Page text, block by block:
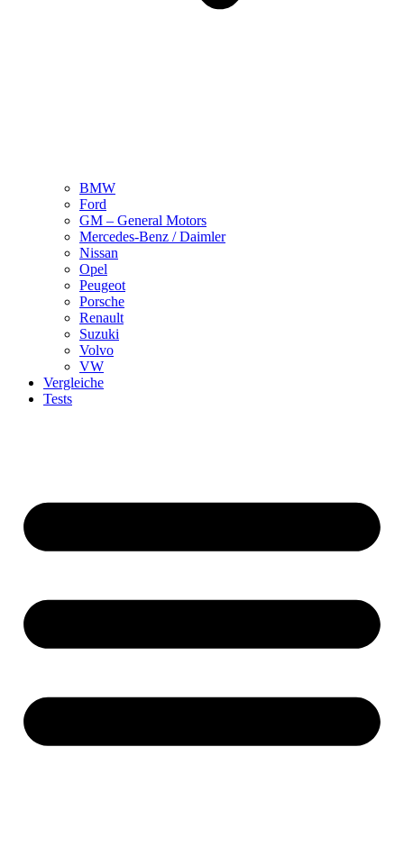
BMW
Ford
GM – General Motors
Mercedes-Benz / Daimler
Nissan
Opel
Peugeot
Porsche
Renault
Suzuki
Volvo
VW
Vergleiche
Tests